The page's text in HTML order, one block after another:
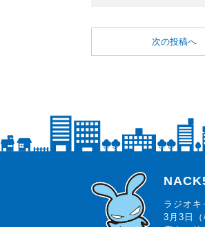
次の投稿へ
らじっと君
ラジオキ
3月3日（